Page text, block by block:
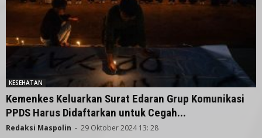
KESEHATAN
Kemenkes Keluarkan Surat Edaran Grup Komunikasi
PPDS Harus Didaftarkan untuk Cegah...
Redaksi Maspolin - 29 Oktober 2024 13: 28